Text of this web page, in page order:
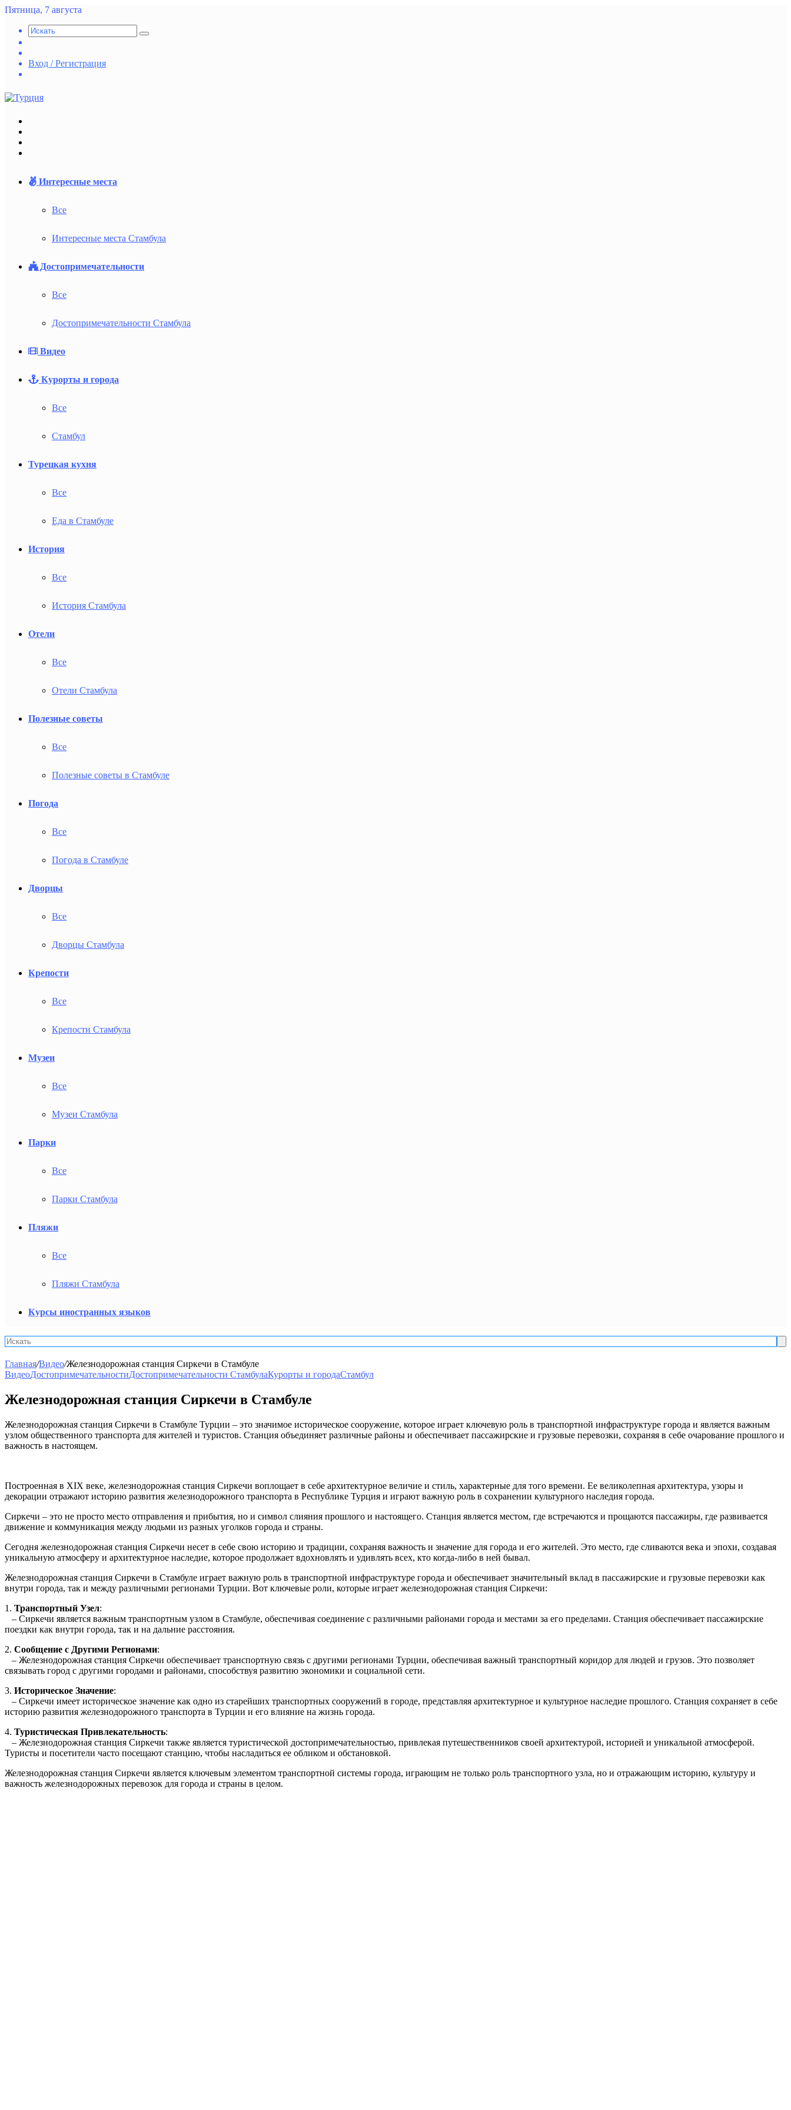
Пятница, 7 августа
Искать
статья
Вход / Регистрация
Интересные места
Все
Интересные места Стамбула
Достопримечательности
Все
Достопримечательности Стамбула
Видео
Курорты и города
Все
Стамбул
Турецкая кухня
Все
Еда в Стамбуле
История
Все
История Стамбула
Отели
Все
Отели Стамбула
Полезные советы
Все
Полезные советы в Стамбуле
Погода
Все
Погода в Стамбуле
Дворцы
Все
Дворцы Стамбула
Крепости
Все
Крепости Стамбула
Музеи
Все
Музеи Стамбула
Парки
Все
Парки Стамбула
Пляжи
Все
Пляжи Стамбула
Курсы иностранных языков
Главная/Видео/Железнодорожная станция Сиркечи в Стамбуле
ВидеоДостопримечательностиДостопримечательности СтамбулаКурорты и городаСтамбул
Железнодорожная станция Сиркечи в Стамбуле
Железнодорожная станция Сиркечи в Стамбуле Турции – это значимое историческое сооружение, которое играет ключевую роль в транспортной инфраструктуре города и является важным
узлом общественного транспорта для жителей и туристов. Станция объединяет различные районы и обеспечивает пассажирские и грузовые перевозки, сохраняя в себе очарование прошлого и
важность в настоящем.
Построенная в XIX веке, железнодорожная станция Сиркечи воплощает в себе архитектурное величие и стиль, характерные для того времени. Ее великолепная архитектура, узоры и
декорации отражают историю развития железнодорожного транспорта в Республике Турция и играют важную роль в сохранении культурного наследия города.
Сиркечи – это не просто место отправления и прибытия, но и символ слияния прошлого и настоящего. Станция является местом, где встречаются и прощаются пассажиры, где развивается
движение и коммуникация между людьми из разных уголков города и страны.
Сегодня железнодорожная станция Сиркечи несет в себе свою историю и традиции, сохраняя важность и значение для города и его жителей. Это место, где сливаются века и эпохи, создавая
уникальную атмосферу и архитектурное наследие, которое продолжает вдохновлять и удивлять всех, кто когда-либо в ней бывал.
Железнодорожная станция Сиркечи в Стамбуле играет важную роль в транспортной инфраструктуре города и обеспечивает значительный вклад в пассажирские и грузовые перевозки как
внутри города, так и между различными регионами Турции. Вот ключевые роли, которые играет железнодорожная станция Сиркечи:
1. Транспортный Узел:
– Сиркечи является важным транспортным узлом в Стамбуле, обеспечивая соединение с различными районами города и местами за его пределами. Станция обеспечивает пассажирские
поездки как внутри города, так и на дальние расстояния.
2. Сообщение с Другими Регионами:
– Железнодорожная станция Сиркечи обеспечивает транспортную связь с другими регионами Турции, обеспечивая важный транспортный коридор для людей и грузов. Это позволяет
связывать город с другими городами и районами, способствуя развитию экономики и социальной сети.
3. Историческое Значение:
– Сиркечи имеет историческое значение как одно из старейших транспортных сооружений в городе, представляя архитектурное и культурное наследие прошлого. Станция сохраняет в себе
историю развития железнодорожного транспорта в Турции и его влияние на жизнь города.
4. Туристическая Привлекательность:
– Железнодорожная станция Сиркечи также является туристической достопримечательностью, привлекая путешественников своей архитектурой, историей и уникальной атмосферой.
Туристы и посетители часто посещают станцию, чтобы насладиться ее обликом и обстановкой.
Железнодорожная станция Сиркечи является ключевым элементом транспортной системы города, играющим не только роль транспортного узла, но и отражающим историю, культуру и
важность железнодорожных перевозок для города и страны в целом.